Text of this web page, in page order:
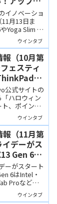
もお得に
イノベーショ
月13日ま
Yoga Slim 7
っているほ
なるキャンペ
ウインタブ
（10月第
ェスティ
や
得モデル
公式サイトの
ハロウィン
、ポイント
取増額などの
ThinkPad
Tabをピ
。
ウインタブ
（11月第
デーがス
Gen 6が
ーがスタート
6はIntel・
Proなどタ
す。ウインタブ